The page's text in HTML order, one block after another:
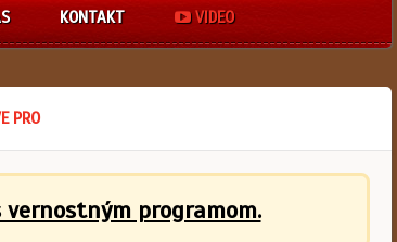
KONTAKT VIDEO
PRO
vernostným programom.